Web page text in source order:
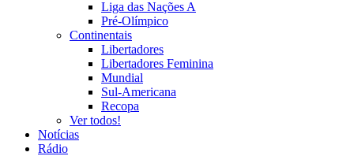
Liga das Nações A
Pré-Olímpico
Continentais
Libertadores
Libertadores Feminina
Mundial
Sul-Americana
Recopa
Ver todos!
Notícias
Rádio